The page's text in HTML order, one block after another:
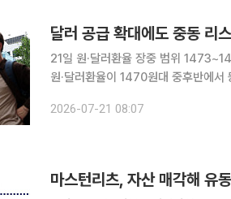
21일 원·달러환율 장중 범위
원·달러환율이 1470원대 중후반에서 등락할 것이라
불확실성에 따른 투기적 매수세가 팽
2026-07-21 08:07
마스턴리츠, 자산 매각해 유